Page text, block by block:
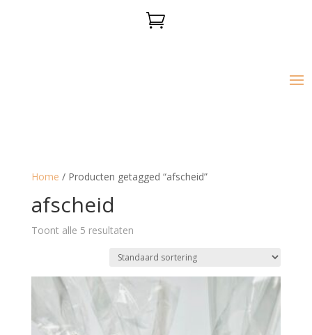

Home / Producten getagged “afscheid”
afscheid
Toont alle 5 resultaten